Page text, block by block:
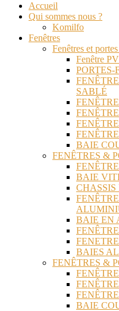
Accueil
Qui sommes nous ?
Komilfo
Fenêtres
Fenêtres et
Fenêtre
PORTES-
SABLÉ
BAIE
FENÊTRES &
BAIE
BAIE EN
BAIES
FENÊTRES &
BAIE